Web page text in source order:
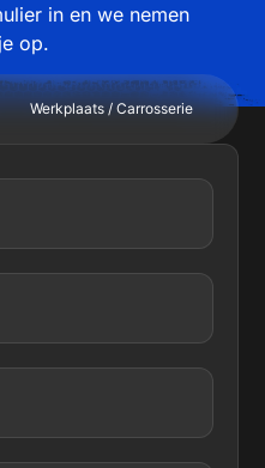
in en we nemen
op.
Werkplaats / Carrosserie